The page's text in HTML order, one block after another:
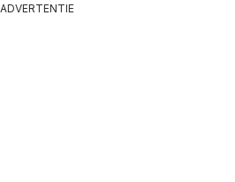
ADVERTENTIE